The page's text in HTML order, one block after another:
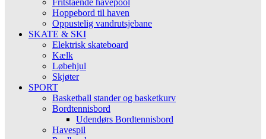
Fritstående havepool
Hoppebord til haven
Oppustelig vandrutsjebane
SKATE & SKI
Elektrisk skateboard
Kælk
Løbehjul
Skjøter
SPORT
Basketball stander og basketkurv
Bordtennisbord
Udendørs Bordtennisbord
Havespil